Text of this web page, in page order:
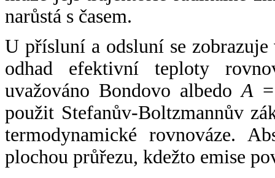
narůstá s časem.
U přísluní a odsluní se
odhad efektivní teploty
uvažováno Bondovo albedoA
použit Stefanův-Boltzmannův
termodynamické rovnováze.
plochou průřezu, kdežto emise